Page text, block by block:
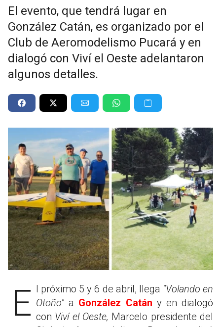
El evento, que tendrá lugar en
González Catán, es organizado por el
Club de Aeromodelismo Pucará y en
dialogó con Viví el Oeste adelantaron
algunos detalles.
El próximo 5 y 6 de abril, llega "Volando en
Otoño"a González Catán y en dialogó
con Viví el Oeste, Marcelo presidente del